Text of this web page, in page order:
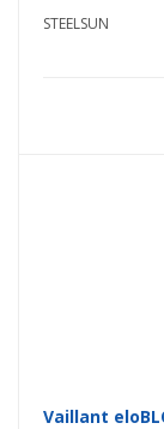
STEELSUN
Vaillant